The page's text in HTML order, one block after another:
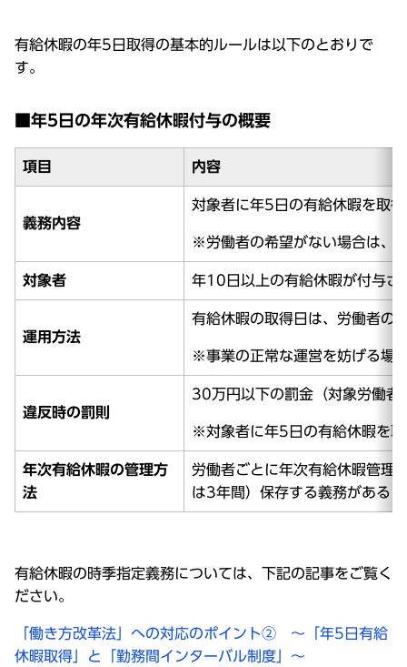
有給休暇の年5日取得の基本的ルールは以下のとおりで
す。
■年5日の年次有給休暇付与の概要
項目 内容
義務内容
対象者に年5日の有給休暇を取
※労働者の希望がない場合は、
対象者 年10日以上の有給休暇が付与さ
運用方法
有給休暇の取得日は、労働者の
※事業の正常な運営を妨げる場
違反時の罰則
30万円以下の罰金（対象労働者
※対象者に年5日の有給休暇を
年次有給休暇の管理方
法
労働者ごとに年次有給休暇管理
は3年間）保存する義務がある
有給休暇の時季指定義務については、下記の記事をご覧く
ださい。
「働き方改革法」への対応のポイント② ～「年5日有給
休暇取得」と「勤務間インターバル制度」～